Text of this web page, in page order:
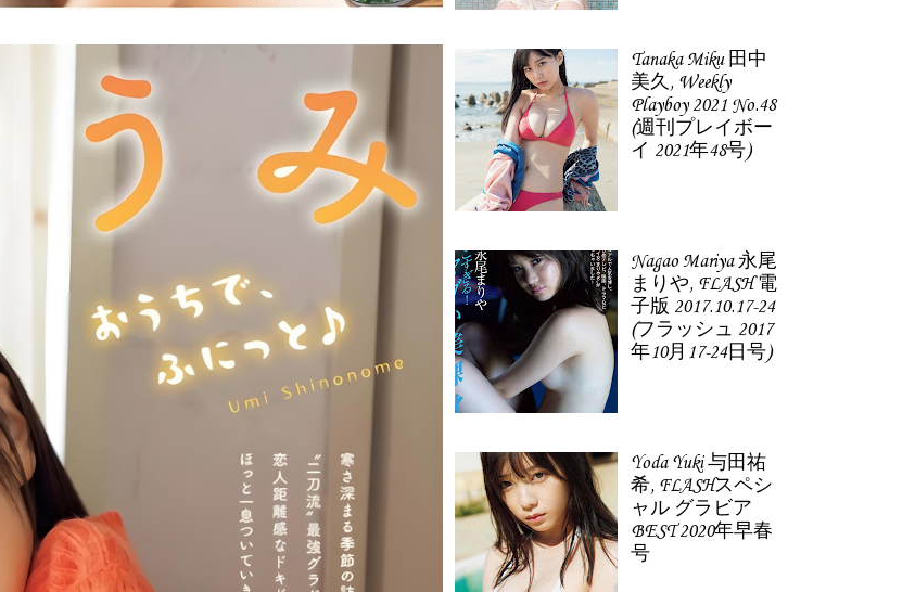
Tanaka Miku 田中
美久, Weekly
Playboy 2021 No.48
(週刊プレイボー
イ 2021年48号)
Nagao Mariya 永尾
まりや, FLASH 電
子版 2017.10.17-24
(フラッシュ 2017
年10月17-24日号)
Yoda Yuki 与田祐
希, FLASHスペシ
ャル グラビア
BEST 2020年早春
号